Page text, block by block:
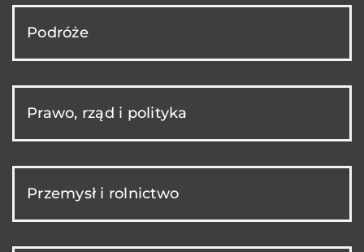
Podróże
Prawo, rząd i polityka
Przemysł i rolnictwo